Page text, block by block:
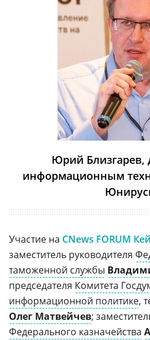
Юрий Близгарев,
информационным
Участие на CNews FORUM
заместитель руководителя
таможенной службы
председателя Комитета
информационной политике,
Олег Матвейчев;
Федерального казначейства